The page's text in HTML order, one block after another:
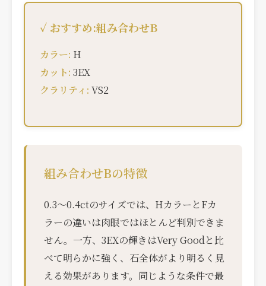
✓ おすすめ:組み合わせB
カラー: H
カット: 3EX
クラリティ: VS2
組み合わせBの特徴
0.3〜0.4ctのサイズでは、HカラーとFカ
ラーの違いは肉眼ではほとんど判別できま
せん。一方、3EXの輝きはVery Goodと比
べて明らかに強く、石全体がより明るく見
える効果があります。同じような条件で最